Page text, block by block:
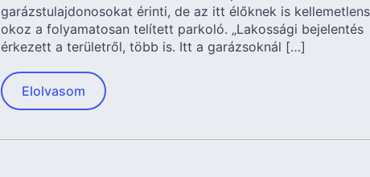
garázstulajdonosokat érinti, de az itt élőknek is
okoz a folyamatosan telített parkoló. „Lakossági bejelentés
érkezett a területről, több is. Itt a garázsoknál […]
Elolvasom